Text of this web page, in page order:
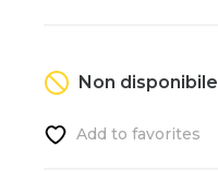
Non disponibile
Add to favorites